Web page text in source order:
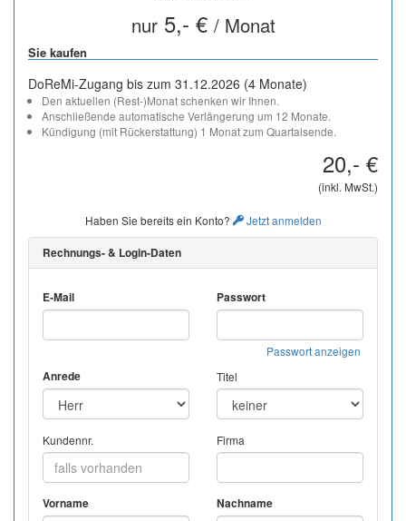
nur5,- € / Monat
Sie kaufen
DoReMi-Zugang bis zum 31.12.2026 (4 Monate)
Den aktuellen (Rest-)Monat schenken wir Ihnen.
Anschließende automatische Verlängerung um 12 Monate.
Kündigung (mit Rückerstattung) 1 Monat zum Quartalsende.
20,- €
(inkl. MwSt.)
Haben Sie bereits ein Konto? Jetzt anmelden
Rechnungs- & Login-Daten
E-Mail Passwort
Passwort anzeigen
Anrede Titel
Kundennr. Firma
Vorname Nachname